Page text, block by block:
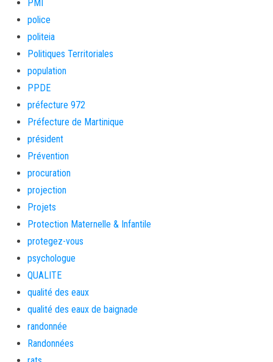
PMI
police
politeia
Politiques Territoriales
population
PPDE
préfecture 972
Préfecture de Martinique
président
Prévention
procuration
projection
Projets
Protection Maternelle & Infantile
protegez-vous
psychologue
QUALITE
qualité des eaux
qualité des eaux de baignade
randonnée
Randonnées